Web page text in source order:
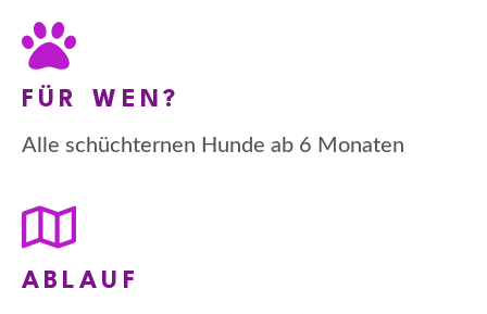
FÜR WEN?
Alle schüchternen Hunde ab 6 Monaten
ABLAUF